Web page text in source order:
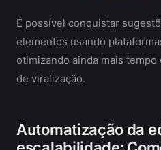
É possível conquistar
elementos usando
otimizando ainda mais
de viralização.
Automatização da